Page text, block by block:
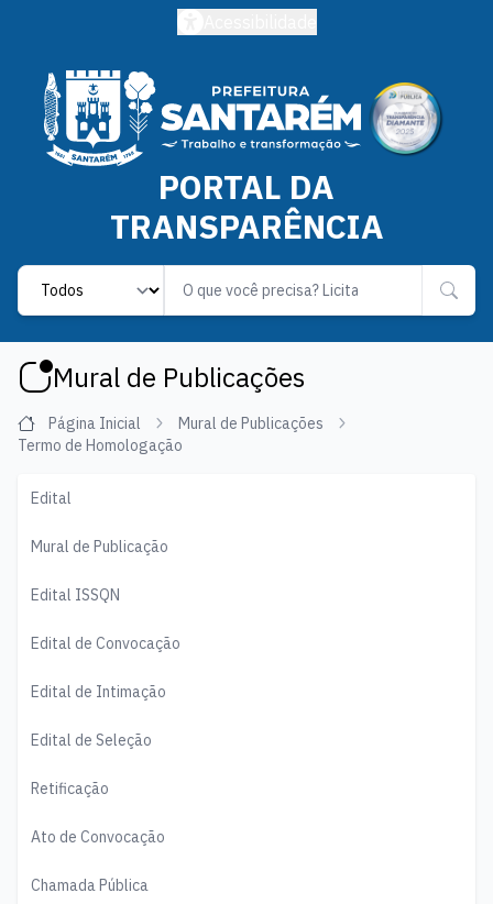
PORTAL DA
TRANSPARÊNCIA
Label
Mural de Publicações
Página Inicial
Mural de Publicações
Termo de Homologação
Edital
Mural de Publicação
Edital ISSQN
Edital de Convocação
Edital de Intimação
Edital de Seleção
Retificação
Ato de Convocação
Chamada Pública